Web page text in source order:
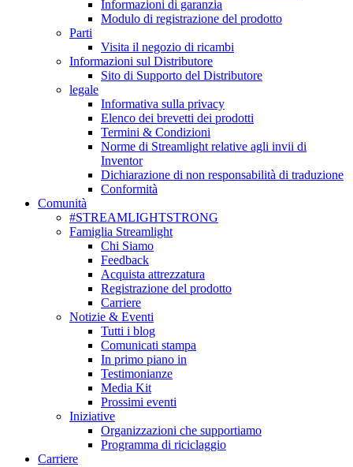
Informazioni di garanzia
Modulo di registrazione del prodotto
Parti
Visita il negozio di ricambi
Informazioni sul Distributore
Sito di Supporto del Distributore
legale
Informativa sulla privacy
Elenco dei brevetti dei prodotti
Termini & Condizioni
Norme di Streamlight relative agli invii di
Inventor
Dichiarazione di non responsabilità di traduzione
Conformità
Comunità
#STREAMLIGHTSTRONG
Famiglia Streamlight
Chi Siamo
Feedback
Acquista attrezzatura
Registrazione del prodotto
Carriere
Notizie & Eventi
Tutti i blog
Comunicati stampa
In primo piano in
Testimonianze
Media Kit
Prossimi eventi
Iniziative
Organizzazioni che supportiamo
Programma di riciclaggio
Carriere